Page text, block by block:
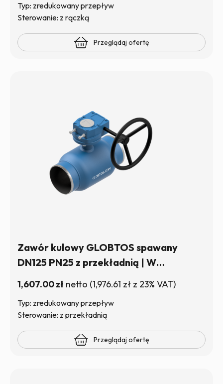
Typ: zredukowany przepływ
Sterowanie: z rączką
Przeglądaj ofertę
Zawór kulowy GLOBTOS spawany
DN125 PN25 z przekładnią | W
1,607.00zł netto (1,976.61 zł z 23% VAT)
Typ: zredukowany przepływ
Sterowanie: z przekładnią
Przeglądaj ofertę